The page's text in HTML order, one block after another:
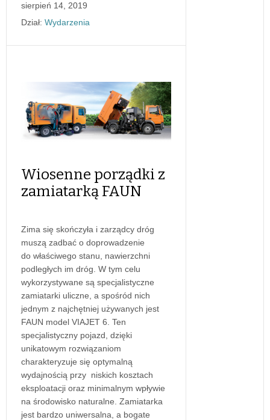
sierpień 14, 2019
Dział: Wydarzenia
Wiosenne porządki z
zamiatarką FAUN
Zima się skończyła i zarządcy dróg
muszą zadbać o doprowadzenie
do właściwego stanu, nawierzchni
podległych im dróg. W tym celu
wykorzystywane są specjalistyczne
zamiatarki uliczne, a spośród nich
jednym z najchętniej używanych jest
FAUN model VIAJET 6. Ten
specjalistyczny pojazd, dzięki
unikatowym rozwiązaniom
charakteryzuje się optymalną
wydajnością przy niskich kosztach
eksploatacji oraz minimalnym wpływie
na środowisko naturalne. Zamiatarka
jest bardzo uniwersalna, a bogate